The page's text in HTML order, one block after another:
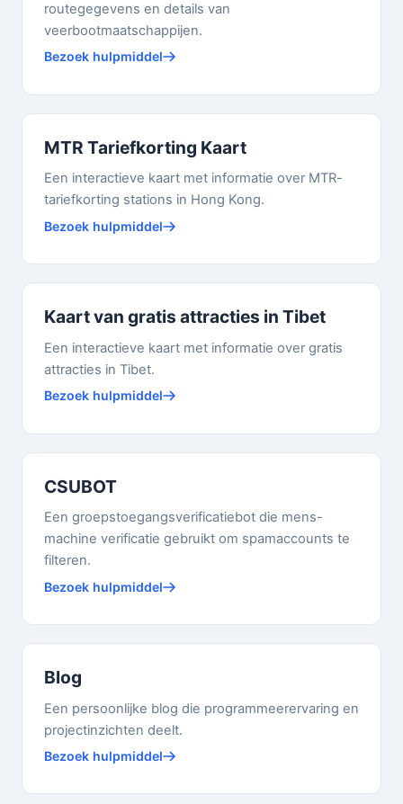
routegegevens en details van
veerbootmaatschappijen.
Bezoek hulpmiddel
MTR Tariefkorting Kaart
Een interactieve kaart met informatie over MTR-
tariefkorting stations in Hong Kong.
Bezoek hulpmiddel
Kaart van gratis attracties in Tibet
Een interactieve kaart met informatie over gratis
attracties in Tibet.
Bezoek hulpmiddel
CSUBOT
Een groepstoegangsverificatiebot die mens-
machine verificatie gebruikt om spamaccounts te
filteren.
Bezoek hulpmiddel
Blog
Een persoonlijke blog die programmeerervaring en
projectinzichten deelt.
Bezoek hulpmiddel